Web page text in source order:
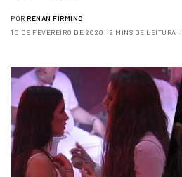
POR RENAN FIRMINO
10 DE FEVEREIRO DE 2020
2 MINS DE LEITURA